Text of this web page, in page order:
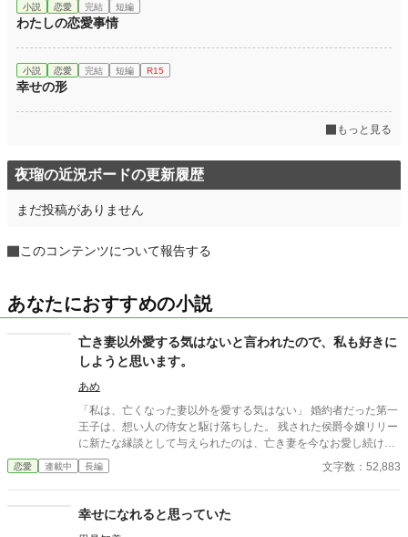
小説 恋愛 完結 短編
わたしの恋愛事情
小説 恋愛 完結 短編 R15
幸せの形
もっと見る
夜瑠の近況ボードの更新履歴
まだ投稿がありません
このコンテンツについて報告する
あなたにおすすめの小説
亡き妻以外愛する気はないと言われたので、私も好きに
しようと思います。
あめ
「私は、亡くなった妻以外を愛する気はない」 婚約者だった第一
王子は、想い人の侍女と駆け落ちした。 残された侯爵令嬢リリー
に新たな縁談として与えられたのは、亡き妻を今なお愛し続ける
英雄・辺境伯ヴィンセント。 「君を愛することはない」 そう言い
切る夫に、リリーは静かに微笑んで頷いた。 彼女にもまた、胸の
を忘れられないまま始まった、冷え切った政略結婚。 しかし、使
用人や領民から慕われるリリーの優しさに触れるうち、ヴィンセ
恋愛 連載中 長編 文字数：52,883
幸せになれると思っていた